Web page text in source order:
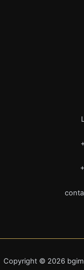
Copyright © 2026